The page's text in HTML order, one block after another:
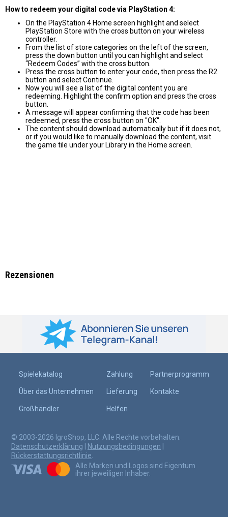
How to redeem your digital code via PlayStation 4:
On the PlayStation 4 Home screen highlight and select
PlayStation Store with the cross button on your wireless
controller.
From the list of store categories on the left of the screen,
press the down button until you can highlight and select
“Redeem Codes” with the cross button.
Press the cross button to enter your code, then press the R2
button and select Continue.
Now you will see a list of the digital content you are
redeeming. Highlight the confirm option and press the cross
button.
A message will appear confirming that the code has been
redeemed, press the cross button on "OK".
The content should download automatically but if it does not,
or if you would like to manually download the content, visit
the game tile under your Library in the Home screen.
Rezensionen
Spielekatalog
Über das Unternehmen
Großhändler
Zahlung
Lieferung
Helfen
Partnerprogramm
Kontakte
© 2003-2026 IgroShop, LLC. Alle Rechte vorbehalten.
Datenschutzerklärung
Nutzungsbedingungen
Rückerstattungsrichtlinie.
Alle Marken und Logos sind Eigentum
ihrer jeweiligen Inhaber.